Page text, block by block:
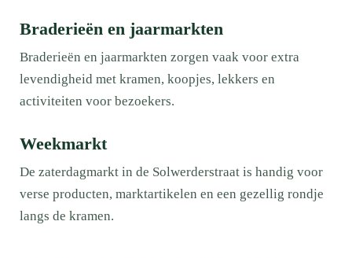
Braderieën en jaarmarkten
Braderieën en jaarmarkten zorgen vaak voor extra
levendigheid met kramen, koopjes, lekkers en
activiteiten voor bezoekers.
Weekmarkt
De zaterdagmarkt in de Solwerderstraat is handig voor
verse producten, marktartikelen en een gezellig rondje
langs de kramen.